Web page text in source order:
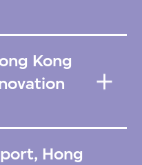
Kong
Hong